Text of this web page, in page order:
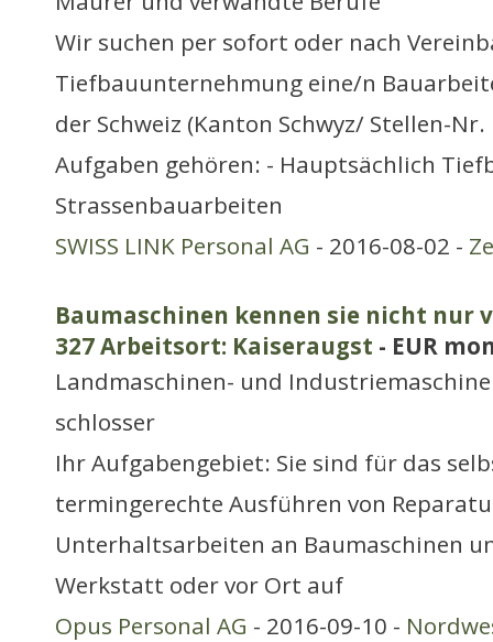
Wir suchen per sofort oder nach
Tiefbauunternehmung eine/n
der Schweiz (Kanton Schwyz/ Stellen-
Aufgaben gehören: - Hauptsächlich
Strassenbauarbeiten
SWISS LINK Personal AG - 2016-08-02 -
Baumaschinen kennen sie nicht nur
327 Arbeitsort: Kaiseraugst - EUR
Landmaschinen- und
schlosser
Ihr Aufgabengebiet: Sie sind für das
termingerechte Ausführen von
Unterhaltsarbeiten an Baumaschinen
Werkstatt oder vor Ort auf
Opus Personal AG - 2016-09-10 -